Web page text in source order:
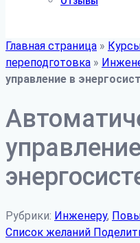
Главная страница »
переподготовка »
управление в
Рубрики: Инженеру,
Список желаний